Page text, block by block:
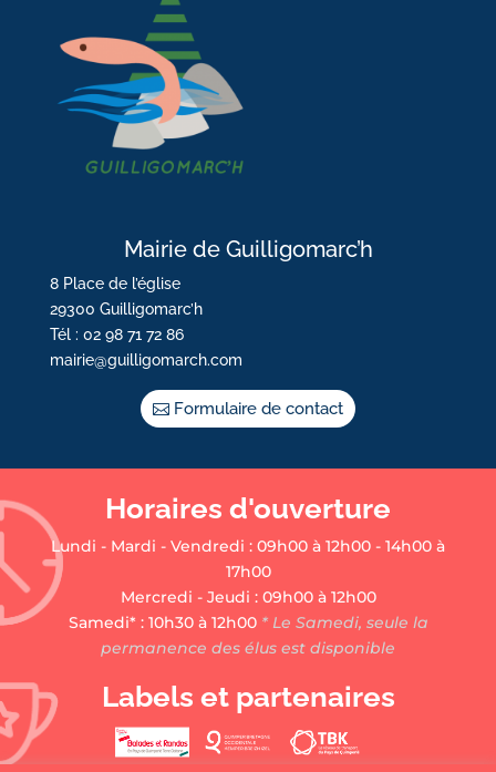
Mairie de Guilligomarc’h
8 Place de l’église
29300 Guilligomarc’h
Tél : 02 98 71 72 86
mairie@guilligomarch.com
Formulaire de contact
Horaires d'ouverture
Lundi - Mardi - Vendredi : 09h00 à 12h00 - 14h00 à
17h00
Mercredi - Jeudi : 09h00 à 12h00
Samedi* : 10h30 à 12h00* Le Samedi, seule la
permanence des élus est disponible
Labels et partenaires